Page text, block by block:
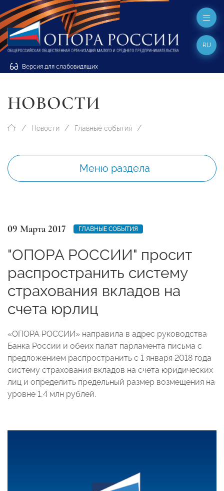
Версия для слабовидящих
RU
НОВОСТИ
Новости Главные события
Меню раздела
09 Марта 2017 ГЛАВНЫЕ СОБЫТИЯ
"ОПОРА РОССИИ" просит
распространить систему
страхования вкладов на
счета юрлиц
«ОПОРА РОССИИ» направила в адрес руководства
Банка России и обеих палат парламента письма с
предложением распространить с 1 января 2018 года
систему страхования вкладов на счета юридических
лиц и определить предельный размер возмещения на
уровне 1,4 млн рублей.